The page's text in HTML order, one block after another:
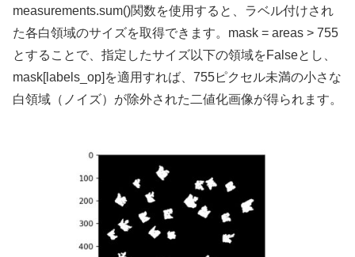
measurements.sum()関数を使用すると、ラベル付けされ
た各白領域のサイズを取得できます。mask = areas > 755
とすることで、指定したサイズ以下の領域をFalseとし、
mask[labels_op]を適用すれば、755ピクセル未満の小さな
白領域（ノイズ）が除外された二値化画像が得られます。